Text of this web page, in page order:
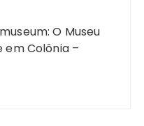
O Museu
em Colônia –